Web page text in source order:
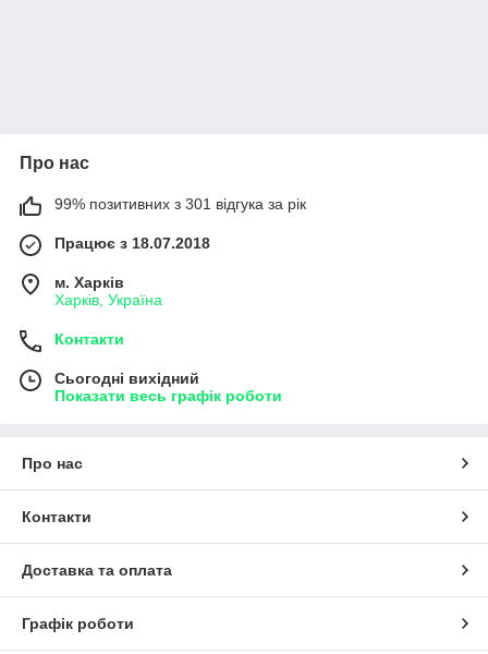
Про нас
99% позитивних з 301 відгука за рік
Працює з 18.07.2018
м. Харків
Харків, Україна
Контакти
Сьогодні вихідний
Показати весь графік роботи
Про нас
Контакти
Доставка та оплата
Графік роботи